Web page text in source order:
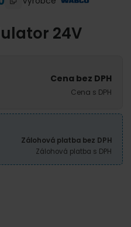
24V
Cena bez DPH
Cena s DPH
Zálohová platba bez DPH
Zálohová platba s DPH